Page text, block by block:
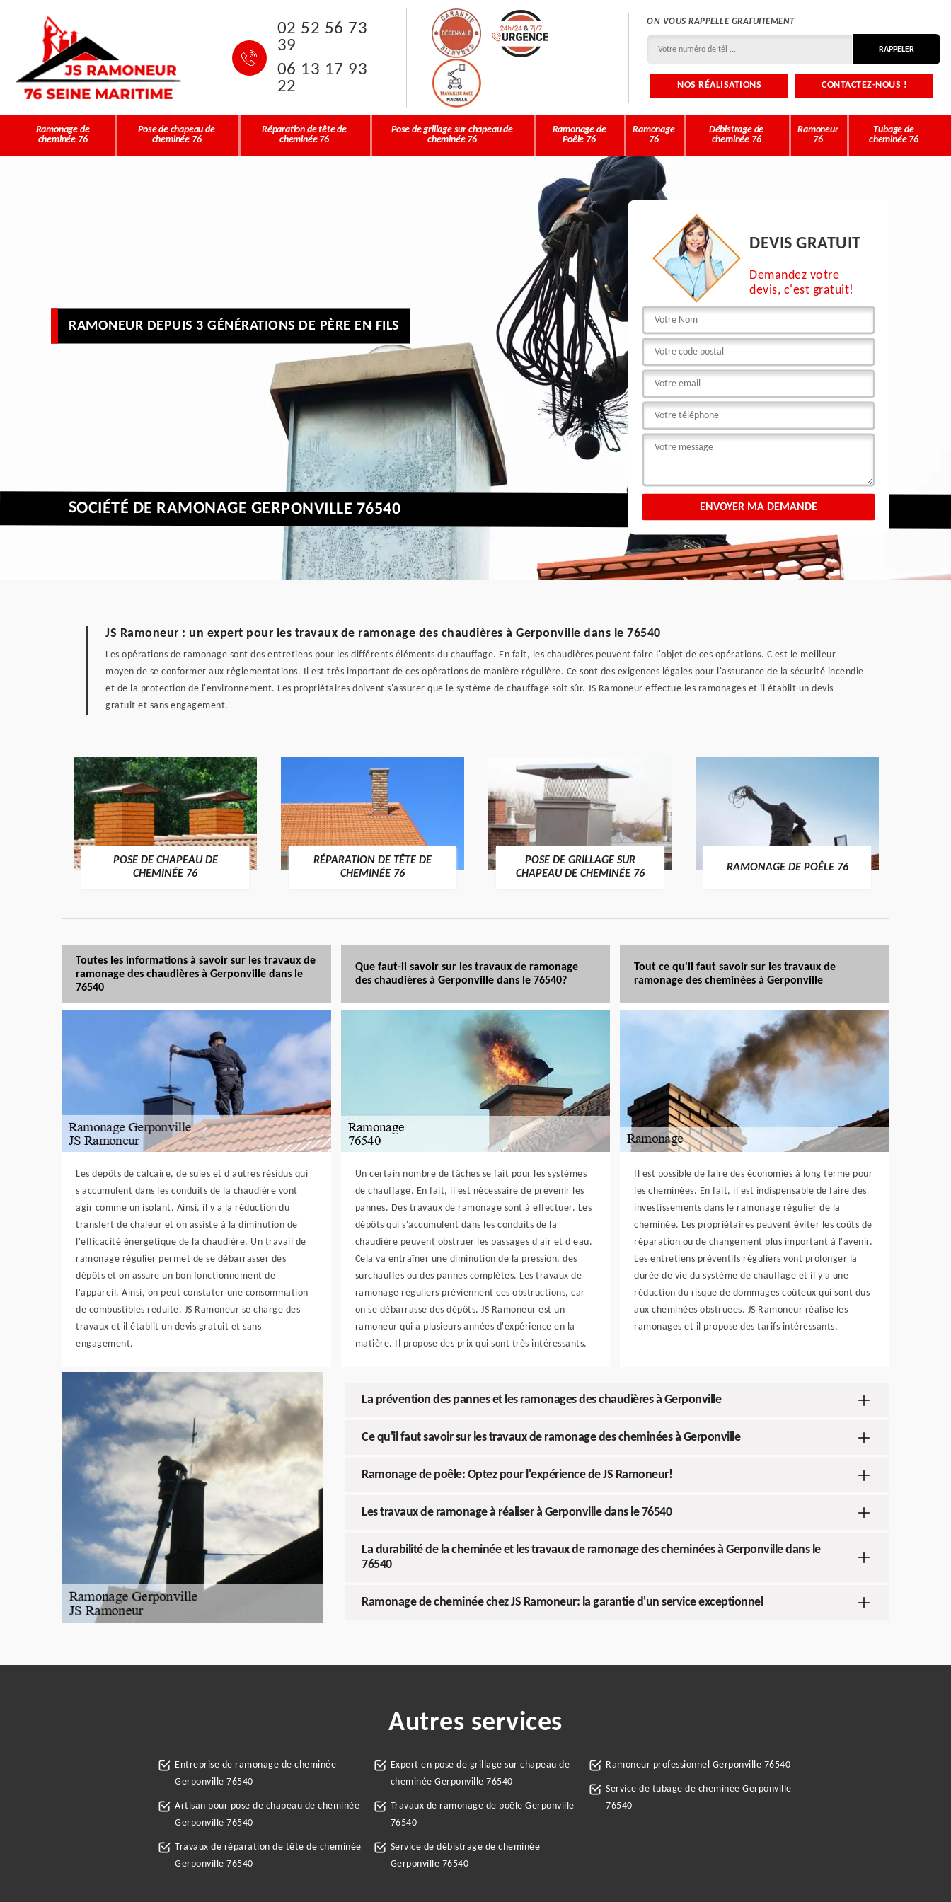
02 52 56 73
39
06 13 17 93
22
ON VOUS RAPPELLE GRATUITEMENT
NOS RÉALISATIONS CONTACTEZ-NOUS !
Ramonage de
cheminée 76
Pose de chapeau de
cheminée 76
Réparation de tête de
cheminée 76
Pose de grillage sur chapeau de
cheminée 76
Ramonage de
Poêle 76
Ramonage
76
Débistrage de
cheminée 76
Ramoneur
76
Tubage de
cheminée 76
DEVIS GRATUIT
Demandez votre
devis, c'est gratuit!
RAMONEUR DEPUIS 3 GÉNÉRATIONS DE PÈRE EN FILS
SOCIÉTÉ DE RAMONAGE GERPONVILLE 76540
JS Ramoneur : un expert pour les travaux de ramonage des chaudières à Gerponville dans le 76540
Les opérations de ramonage sont des entretiens pour les différents éléments du chauffage. En fait, les chaudières peuvent faire l'objet de ces opérations. C'est le meilleur
moyen de se conformer aux règlementations. Il est très important de ces opérations de manière régulière. Ce sont des exigences légales pour l'assurance de la sécurité incendie
et de la protection de l'environnement. Les propriétaires doivent s'assurer que le système de chauffage soit sûr. JS Ramoneur effectue les ramonages et il établit un devis
gratuit et sans engagement.
POSE DE CHAPEAU DE
CHEMINÉE 76
RÉPARATION DE TÊTE DE
CHEMINÉE 76
POSE DE GRILLAGE SUR
CHAPEAU DE CHEMINÉE 76
RAMONAGE DE POÊLE 76
Toutes les informations à savoir sur les travaux de
ramonage des chaudières à Gerponville dans le
76540
Les dépôts de calcaire, de suies et d'autres résidus qui
s'accumulent dans les conduits de la chaudière vont
agir comme un isolant. Ainsi, il y a la réduction du
transfert de chaleur et on assiste à la diminution de
l'efficacité énergétique de la chaudière. Un travail de
ramonage régulier permet de se débarrasser des
dépôts et on assure un bon fonctionnement de
l'appareil. Ainsi, on peut constater une consommation
de combustibles réduite. JS Ramoneur se charge des
travaux et il établit un devis gratuit et sans
engagement.
Que faut-il savoir sur les travaux de ramonage
des chaudières à Gerponville dans le 76540?
Un certain nombre de tâches se fait pour les systèmes
de chauffage. En fait, il est nécessaire de prévenir les
pannes. Des travaux de ramonage sont à effectuer. Les
dépôts qui s'accumulent dans les conduits de la
chaudière peuvent obstruer les passages d'air et d'eau.
Cela va entraîner une diminution de la pression, des
surchauffes ou des pannes complètes. Les travaux de
ramonage réguliers préviennent ces obstructions, car
on se débarrasse des dépôts. JS Ramoneur est un
ramoneur qui a plusieurs années d'expérience en la
matière. Il propose des prix qui sont très intéressants.
Tout ce qu'il faut savoir sur les travaux de
ramonage des cheminées à Gerponville
Il est possible de faire des économies à long terme pour
les cheminées. En fait, il est indispensable de faire des
investissements dans le ramonage régulier de la
cheminée. Les propriétaires peuvent éviter les coûts de
réparation ou de changement plus important à l'avenir.
Les entretiens préventifs réguliers vont prolonger la
durée de vie du système de chauffage et il y a une
réduction du risque de dommages coûteux qui sont dus
aux cheminées obstruées. JS Ramoneur réalise les
ramonages et il propose des tarifs intéressants.
La prévention des pannes et les ramonages des chaudières à Gerponville
Ce qu'il faut savoir sur les travaux de ramonage des cheminées à Gerponville
Ramonage de poêle: Optez pour l'expérience de JS Ramoneur!
Les travaux de ramonage à réaliser à Gerponville dans le 76540
La durabilité de la cheminée et les travaux de ramonage des cheminées à Gerponville dans le
76540
Ramonage de cheminée chez JS Ramoneur: la garantie d'un service exceptionnel
Autres services
Entreprise de ramonage de cheminée
Gerponville 76540
Artisan pour pose de chapeau de cheminée
Gerponville 76540
Travaux de réparation de tête de cheminée
Gerponville 76540
Expert en pose de grillage sur chapeau de
cheminée Gerponville 76540
Travaux de ramonage de poêle Gerponville
76540
Service de débistrage de cheminée
Gerponville 76540
Ramoneur professionnel Gerponville 76540
Service de tubage de cheminée Gerponville
76540